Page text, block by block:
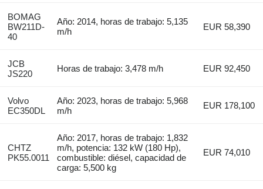
BOMAG
BW211D-
40
Año: 2014, horas de trabajo: 5,135
m/h
EUR 58,390
JCB
JS220
Horas de trabajo: 3,478 m/h EUR 92,450
Volvo
EC350DL
Año: 2023, horas de trabajo: 5,968
m/h
EUR 178,100
CHTZ
PK55.0011
Año: 2017, horas de trabajo: 1,832
m/h, potencia: 132 kW (180 Hp),
combustible: diésel, capacidad de
carga: 5,500 kg
EUR 74,010